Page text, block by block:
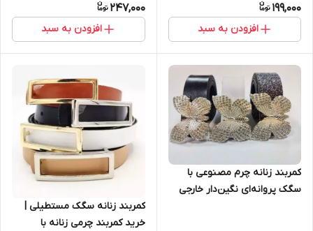
199,000
افزودن به سبد
247,000
افزودن به سبد
کمربند زنانه چرم مصنوعی با
سگک پروانه‌ای نگین‌دار خارجی
کمربند زنانه سگک مستطیلی |
خرید کمربند چرمی زنانه با